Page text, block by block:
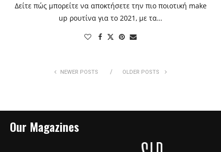
Δείτε πώς μπορείτε να αποκτήσετε την πιο ποιοτική make
up ρουτίνα για το 2021, με τα…
NEWER POSTS OLDER POSTS
Our Magazines